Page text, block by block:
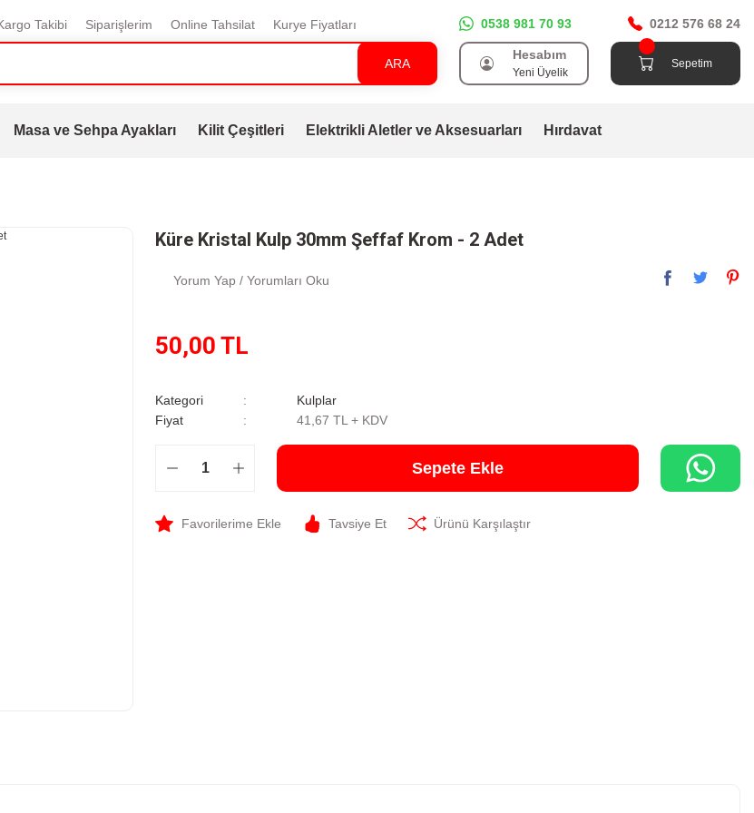
Takibi Siparişlerim Online Tahsilat Kurye Fiyatları
ARA
0538 981 70 93 0212 576 68 24
Hesabım
Yeni Üyelik
Sepetim
Masa ve Sehpa Ayakları Kilit Çeşitleri Elektrikli Aletler ve Aksesuarları Hırdavat
Küre Kristal Kulp 30mm Şeffaf Krom - 2 Adet
Yorum Yap / Yorumları Oku
50,00 TL
Kategori
Kulplar
Fiyat
41,67 TL + KDV
Sepete Ekle
Tavsiye Et Ürünü Karşılaştır